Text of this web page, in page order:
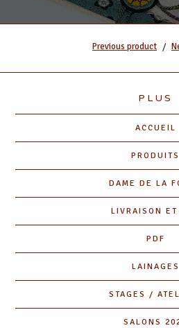
Previous product
PLUS
ACCUEIL
PRODUITS
DAME DE LA
LIVRAISON ET
PDF
LAINAGES
STAGES /
SALONS